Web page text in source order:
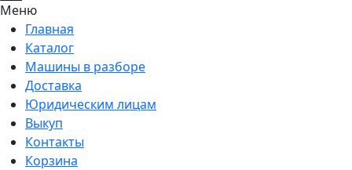
Меню
Главная
Каталог
Машины в разборе
Доставка
Юридическим лицам
Выкуп
Контакты
Корзина